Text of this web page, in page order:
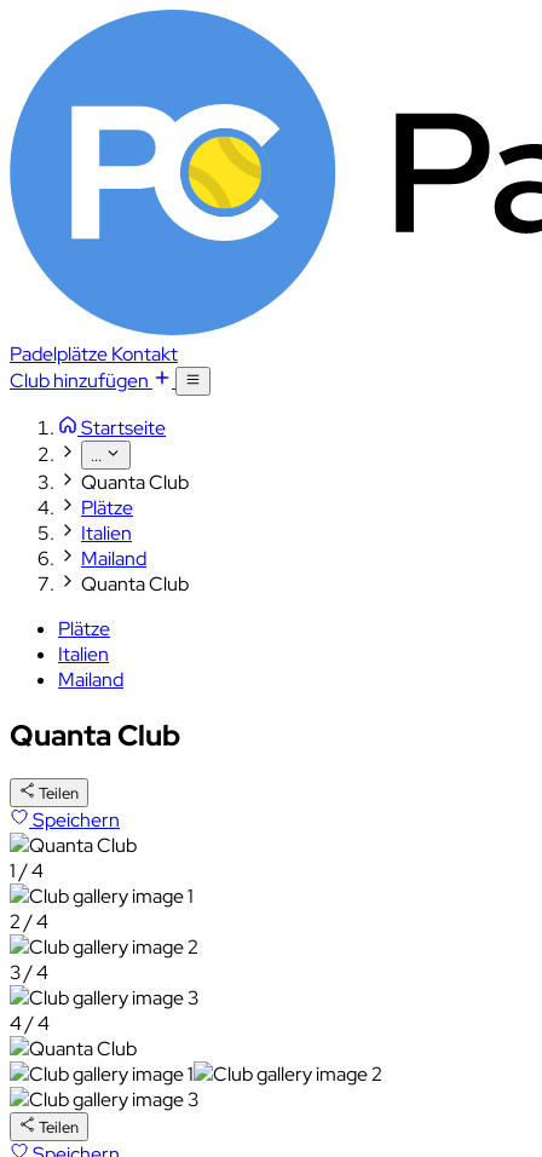
PadelplätzeKontakt
Club hinzufügen
Startseite
...
Quanta Club
Plätze
Italien
Mailand
Quanta Club
Plätze
Italien
Mailand
Quanta Club
Teilen
Speichern
1 / 4
2 / 4
3 / 4
4 / 4
Teilen